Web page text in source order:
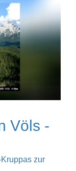
Völs -
zur